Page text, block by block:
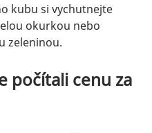
kubu si vychutnejte
okurkou nebo
zeleninou.
počítali cenu za